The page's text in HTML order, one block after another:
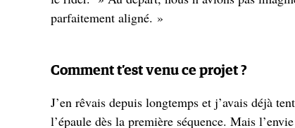
parfaitement aligné. »
Comment t’est venu ce projet ?
J’en rêvais depuis longtemps et j’avais déjà
l’épaule dès la première séquence. Mais